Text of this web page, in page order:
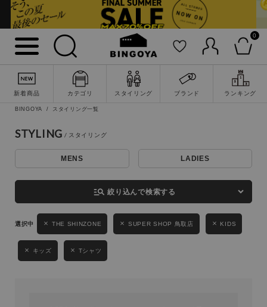
0
新着商品 カテゴリ スタイリング ブランド ランキング
詳細検索
キーワード
性別
MENS LADIES KIDS
BINGOYA スタイリング一覧
STYLING
MENS LADIES
manage_search 絞り込んで検索する
THE SHINZONE SUPER SHOP 鳥取店 KIDS
キッズ Tシャツ